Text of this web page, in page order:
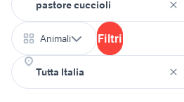
Animali Filtri